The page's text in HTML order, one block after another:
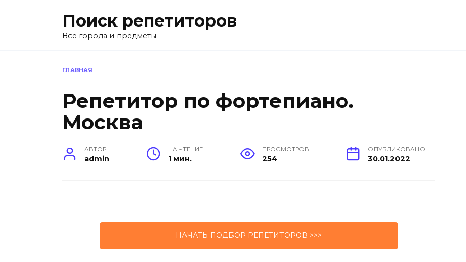
Поиск репетиторов
Все города и предметы
ГЛАВНАЯ
Репетитор по фортепиано.
Москва
АВТОР
admin
НА ЧТЕНИЕ
1 мин.
ПРОСМОТРОВ
254
ОПУБЛИКОВАНО
30.01.2022
НАЧАТЬ ПОДБОР РЕПЕТИТОРОВ >>>